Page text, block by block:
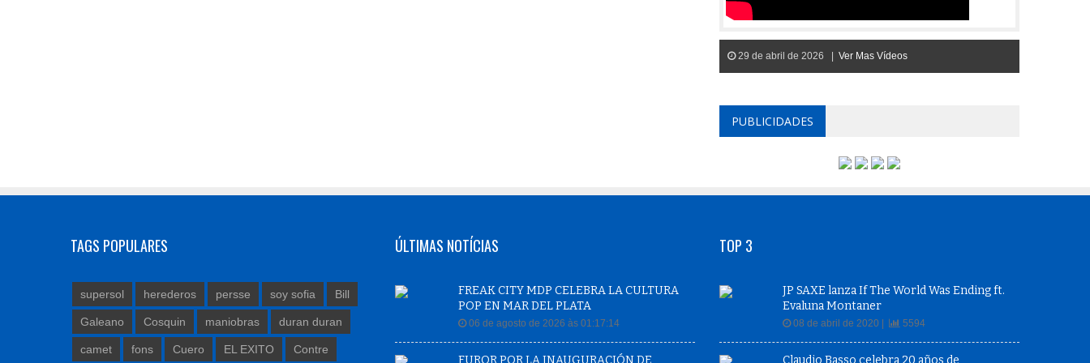
29 de abril de 2026 | Ver Mas Vídeos
PUBLICIDADES
TAGS POPULARES
supersol herederos persse soy sofia Bill
Galeano Cosquin maniobras duran duran
camet fons Cuero EL EXITO Contre
ÚLTIMAS NOTÍCIAS
FREAK CITY MDP CELEBRA LA CULTURA
POP EN MAR DEL PLATA
06 de agosto de 2026 às 01:17:14
FUROR POR LA INAUGURACIÓN DE
TOP 3
JP SAXE lanza If The World Was Ending ft.
Evaluna Montaner
08 de abril de 2020 | 5594
Claudio Basso celebra 20 años de